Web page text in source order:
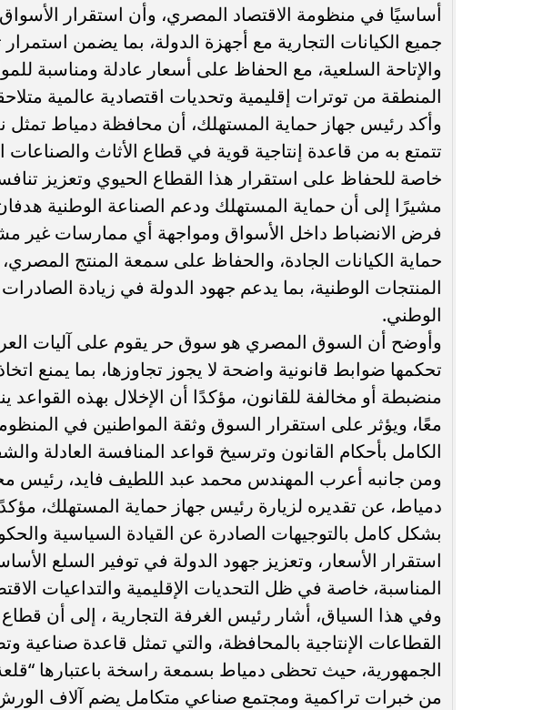
أساسيًا في منظومة الاقتصاد المصري، وأن استقرار
جميع الكيانات التجارية مع أجهزة الدولة، بما يضمن
والإتاحة السلعية، مع الحفاظ على أسعار عادلة ومناسبة
المنطقة من توترات إقليمية وتحديات اقتصادية عالمية
وأكد رئيس جهاز حماية المستهلك، أن محافظة دمياط تمثل
تتمتع به من قاعدة إنتاجية قوية في قطاع الأثاث
خاصة للحفاظ على استقرار هذا القطاع الحيوي وتعزيز
مشيرًا إلى أن حماية المستهلك ودعم الصناعة الوطنية
فرض الانضباط داخل الأسواق ومواجهة أي ممارسات غير
حماية الكيانات الجادة، والحفاظ على سمعة المنتج
المنتجات الوطنية، بما يدعم جهود الدولة في زيادة
الوطني.
وأوضح أن السوق المصري هو سوق حر يقوم على آليات
تحكمها ضوابط قانونية واضحة لا يجوز تجاوزها، بما يمنع
منضبطة أو مخالفة للقانون، مؤكدًا أن الإخلال بهذه
معًا، ويؤثر على استقرار السوق وثقة المواطنين في
الكامل بأحكام القانون وترسيخ قواعد المنافسة العادلة
ومن جانبه أعرب المهندس محمد عبد اللطيف فايد، رئيس
دمياط، عن تقديره لزيارة رئيس جهاز حماية المستهلك،
بشكل كامل بالتوجيهات الصادرة عن القيادة السياسية
استقرار الأسعار، وتعزيز جهود الدولة في توفير السلع
المناسبة، خاصة في ظل التحديات الإقليمية والتداعيات
وفي هذا السياق، أشار رئيس الغرفة التجارية ، إلى أن
القطاعات الإنتاجية بالمحافظة، والتي تمثل قاعدة
الجمهورية، حيث تحظى دمياط بسمعة راسخة باعتبارها
من خبرات تراكمية ومجتمع صناعي متكامل يضم آلاف